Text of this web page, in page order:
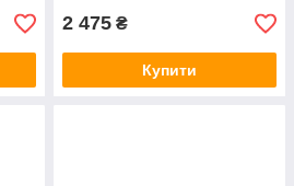
2 475 ₴
Купити